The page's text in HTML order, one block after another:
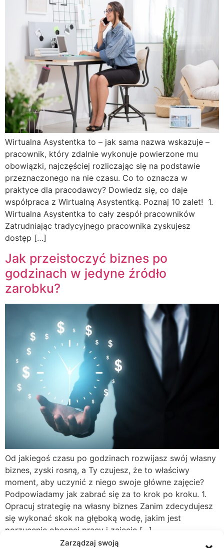
Zarządzaj swoją
Wirtualna Asystentka to – jak sama nazwa wskazuje –
pracownik, który zdalnie wykonuje powierzone mu
obowiązki, najczęściej rozliczając się na podstawie
przeznaczonego na nie czasu. Co to oznacza w
praktyce dla pracodawcy? Dowiedz się, co daje
współpraca z Wirtualną Asystentką. Poznaj 10 zalet! 1.
Wirtualna Asystentka to cały zespół pracowników
Zatrudniając tradycyjnego pracownika zyskujesz
dostęp […]
Jak przeistoczyć biznes po
godzinach w jedyne źródło
zarobku?
Od jakiegoś czasu po godzinach rozwijasz swój własny
biznes, zyski rosną, a Ty czujesz, że to właściwy
moment, aby uczynić z niego swoje główne zajęcie?
Podpowiadamy jak zabrać się za to krok po kroku. 1.
Opracuj strategię na własny biznes Zanim zdecydujesz
się wykonać skok na głęboką wodę, jakim jest
porzucenie obecnej pracy i zajęcie […]